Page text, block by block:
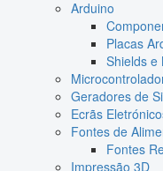
Arduino
Placas
Shields e
Geradores de
Ecrãs
Fontes de
Fontes
Impressão 3D